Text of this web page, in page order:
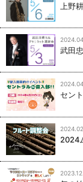
上野
武田
セン
2024